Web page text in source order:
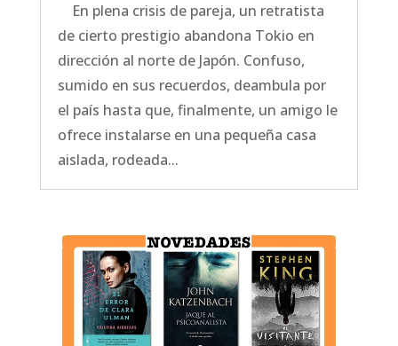
En plena crisis de pareja, un retratista
de cierto prestigio abandona Tokio en
dirección al norte de Japón. Confuso,
sumido en sus recuerdos, deambula por
el país hasta que, finalmente, un amigo le
ofrece instalarse en una pequeña casa
aislada, rodeada...